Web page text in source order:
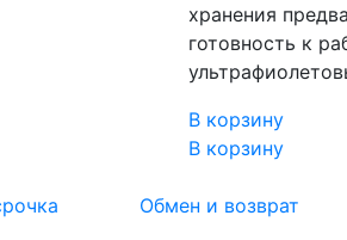
хранения
готовность к
В корзину
В корзину
Обмен и возврат